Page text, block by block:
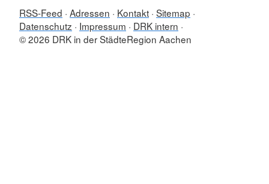
RSS-Feed Adressen Kontakt Sitemap
Datenschutz
Impressum
DRK intern
© 2026 DRK in der StädteRegion Aachen